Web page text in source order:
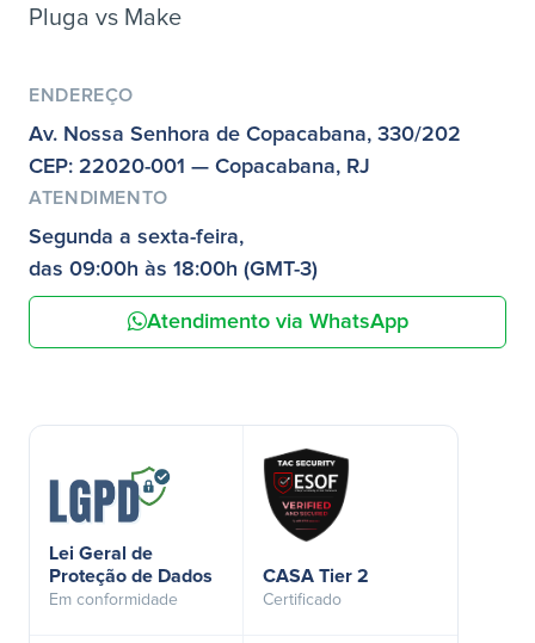
Pluga vs Make
ENDEREÇO
Av. Nossa Senhora de Copacabana, 330/202
CEP: 22020-001 — Copacabana, RJ
ATENDIMENTO
Segunda a sexta-feira,
das 09:00h às 18:00h (GMT-3)
Atendimento via WhatsApp
Lei Geral de
Proteção de Dados
Em conformidade
CASA Tier 2
Certificado